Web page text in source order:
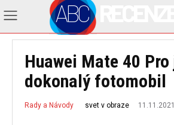
ABC
Huawei Mate 40
dokonalý fotomobil
Rady a Návody svet v obraze 11.11.2021